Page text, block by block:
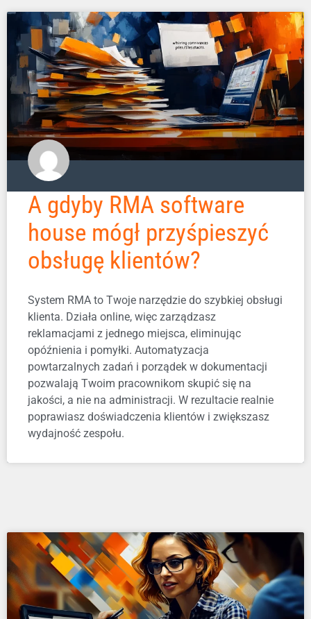
A gdyby RMA software
house mógł przyśpieszyć
obsługę klientów?
System RMA to Twoje narzędzie do szybkiej obsługi
klienta. Działa online, więc zarządzasz
reklamacjami z jednego miejsca, eliminując
opóźnienia i pomyłki. Automatyzacja
powtarzalnych zadań i porządek w dokumentacji
pozwalają Twoim pracownikom skupić się na
jakości, a nie na administracji. W rezultacie realnie
poprawiasz doświadczenia klientów i zwiększasz
wydajność zespołu.